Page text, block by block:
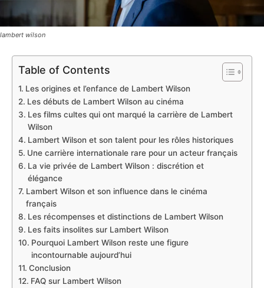
lambert wilson
Table of Contents
Les origines et l’enfance de Lambert Wilson
Les débuts de Lambert Wilson au cinéma
Les films cultes qui ont marqué la carrière de Lambert
Wilson
Lambert Wilson et son talent pour les rôles historiques
Une carrière internationale rare pour un acteur français
La vie privée de Lambert Wilson : discrétion et
élégance
Lambert Wilson et son influence dans le cinéma
français
Les récompenses et distinctions de Lambert Wilson
Les faits insolites sur Lambert Wilson
Pourquoi Lambert Wilson reste une figure
incontournable aujourd’hui
Conclusion
FAQ sur Lambert Wilson